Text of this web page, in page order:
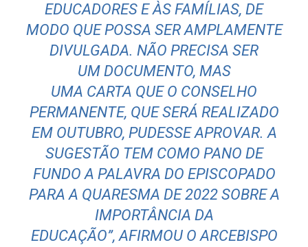
EDUCADORES E ÀS FAMÍLIAS, DE
MODO QUE POSSA SER AMPLAMENTE
DIVULGADA. NÃO PRECISA SER
UM DOCUMENTO, MAS
UMA CARTA QUE O CONSELHO
PERMANENTE, QUE SERÁ REALIZADO
EM OUTUBRO, PUDESSE APROVAR. A
SUGESTÃO TEM COMO PANO DE
FUNDO A PALAVRA DO EPISCOPADO
PARA A QUARESMA DE 2022 SOBRE A
IMPORTÂNCIA DA
EDUCAÇÃO”, AFIRMOU O ARCEBISPO